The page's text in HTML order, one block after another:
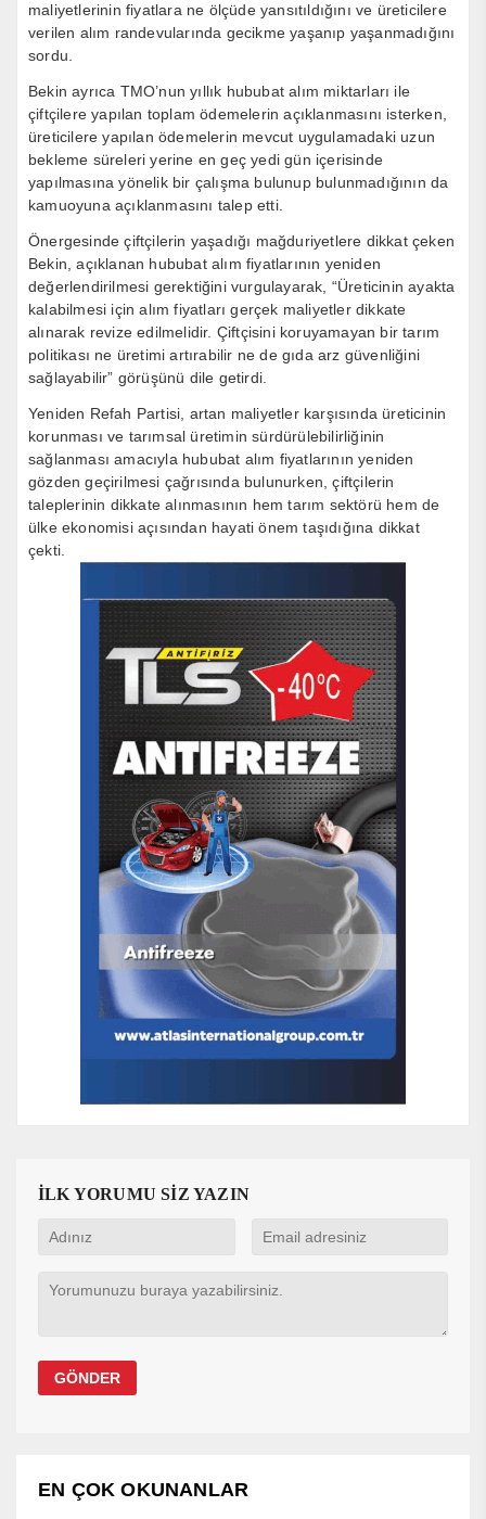
maliyetlerinin fiyatlara ne ölçüde yansıtıldığını ve üreticilere
verilen alım randevularında gecikme yaşanıp yaşanmadığını
sordu.
Bekin ayrıca TMO’nun yıllık hububat alım miktarları ile
çiftçilere yapılan toplam ödemelerin açıklanmasını isterken,
üreticilere yapılan ödemelerin mevcut uygulamadaki uzun
bekleme süreleri yerine en geç yedi gün içerisinde
yapılmasına yönelik bir çalışma bulunup bulunmadığının da
kamuoyuna açıklanmasını talep etti.
Önergesinde çiftçilerin yaşadığı mağduriyetlere dikkat çeken
Bekin, açıklanan hububat alım fiyatlarının yeniden
değerlendirilmesi gerektiğini vurgulayarak, “Üreticinin ayakta
kalabilmesi için alım fiyatları gerçek maliyetler dikkate
alınarak revize edilmelidir. Çiftçisini koruyamayan bir tarım
politikası ne üretimi artırabilir ne de gıda arz güvenliğini
sağlayabilir” görüşünü dile getirdi.
Yeniden Refah Partisi, artan maliyetler karşısında üreticinin
korunması ve tarımsal üretimin sürdürülebilirliğinin
sağlanması amacıyla hububat alım fiyatlarının yeniden
gözden geçirilmesi çağrısında bulunurken, çiftçilerin
taleplerinin dikkate alınmasının hem tarım sektörü hem de
ülke ekonomisi açısından hayati önem taşıdığına dikkat
çekti.
İLK YORUMU SİZ YAZIN
EN ÇOK OKUNANLAR